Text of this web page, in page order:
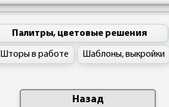
Палитры, цветовые решения
Шторы в работе Шаблоны, выкройки
Назад